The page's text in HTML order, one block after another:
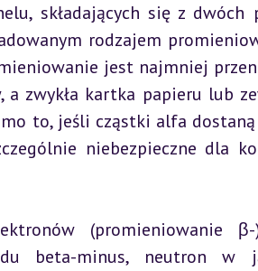
składających się z
rodzajem
jest najmniej
zwykła kartka papieru lub
to, jeśli cząstki alfa
niebezpieczne dla
(promieniowanie
beta-minus, neutron w